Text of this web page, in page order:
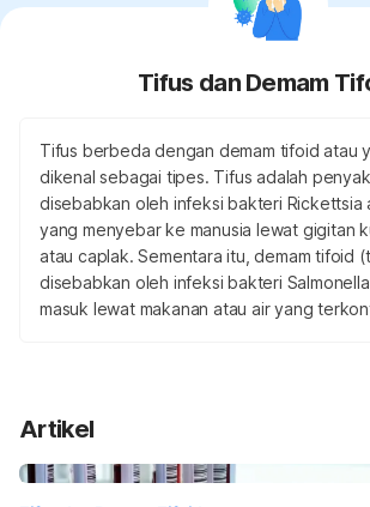
Tifus dan Demam
Tifus berbeda dengan demam tifoid atau
dikenal sebagai tipes. Tifus adalah
disebabkan oleh infeksi bakteri Rickettsia
yang menyebar ke manusia lewat gigitan
atau caplak. Sementara itu, demam tifoid
disebabkan oleh infeksi bakteri
masuk lewat makanan atau air yang
Artikel